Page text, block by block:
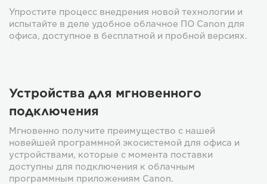
Упростите процесс внедрения новой технологии и
испытайте в деле удобное облачное ПО Canon для
офиса, доступное в бесплатной и пробной версиях.
Устройства для мгновенного
подключения
Мгновенно получите преимущество с нашей
новейшей программной экосистемой для офиса и
устройствами, которые с момента поставки
доступны для подключения к облачным
программным приложениям Canon.